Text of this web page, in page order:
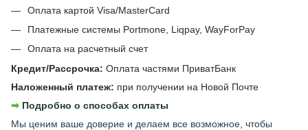
Оплата картой Visa/MasterCard
Платежные системы Portmone, Liqpay, WayForPay
Оплата на расчетный счет
Кредит/Рассрочка: Оплата частями ПриватБанк
Наложенный платеж: при получении на Новой Почте
➡︎ Подробно о способах оплаты
Мы ценим ваше доверие и делаем все возможное, чтобы